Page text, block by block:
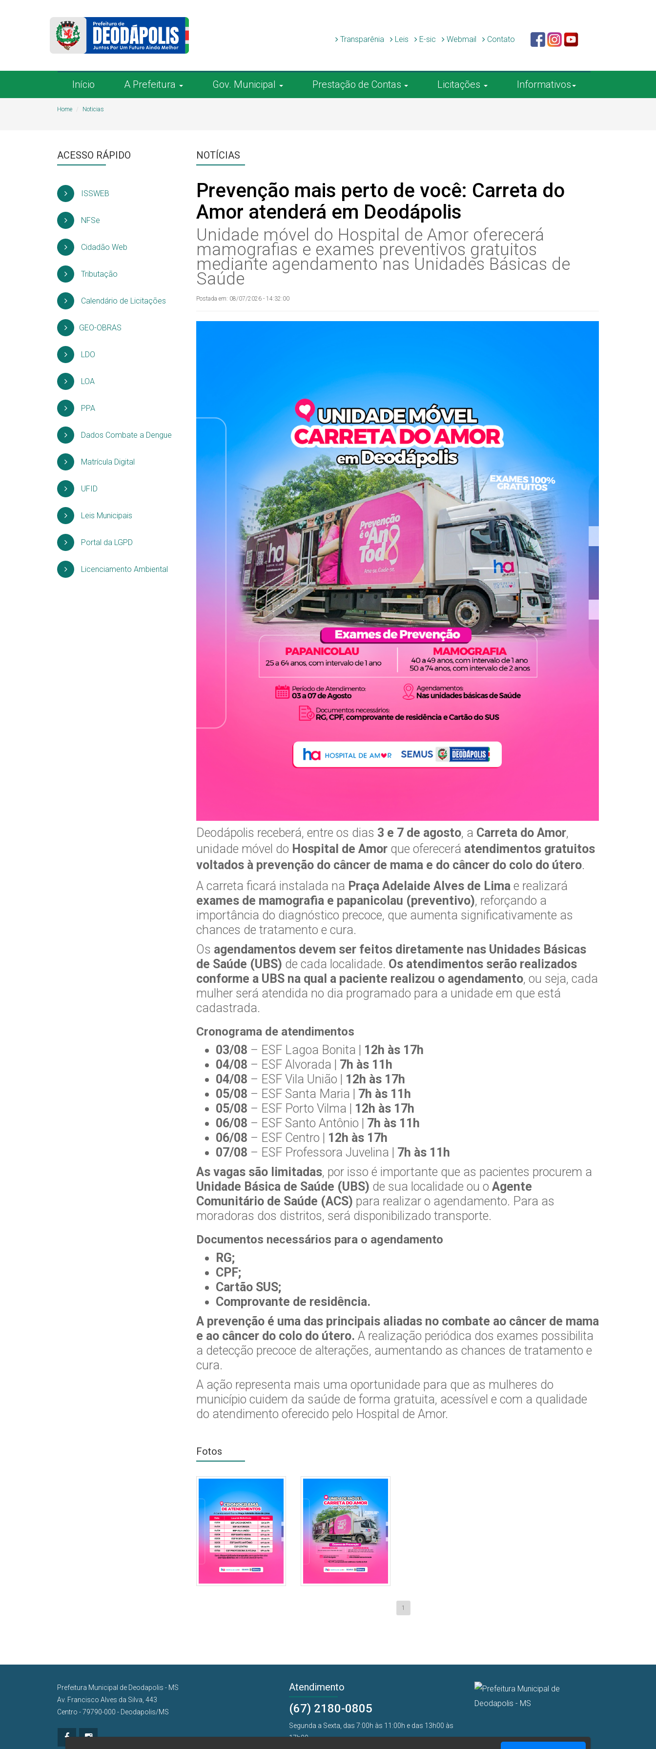
Transparênia Leis E-sic Webmail Contato
Início A Prefeitura Gov. Municipal Prestação de Contas Licitações Informativos
Home Noticias
NOTÍCIAS
Prevenção mais perto de você: Carreta do
Amor atenderá em Deodápolis
Unidade móvel do Hospital de Amor oferecerá
mamografias e exames preventivos gratuitos
mediante agendamento nas Unidades Básicas de
Saúde
Postada em: 08/07/2026 - 14:32:00
Deodápolis receberá, entre os dias 3 e 7 de agosto, a Carreta do Amor,
unidade móvel do Hospital de Amor que oferecerá atendimentos gratuitos
voltados à prevenção do câncer de mama e do câncer do colo do útero.
A carreta ficará instalada na Praça Adelaide Alves de Lima e realizará
exames de mamografia e papanicolau (preventivo), reforçando a
importância do diagnóstico precoce, que aumenta significativamente as
chances de tratamento e cura.
Os agendamentos devem ser feitos diretamente nas Unidades Básicas
de Saúde (UBS) de cada localidade. Os atendimentos serão realizados
conforme a UBS na qual a paciente realizou o agendamento, ou seja, cada
mulher será atendida no dia programado para a unidade em que está
cadastrada.
Cronograma de atendimentos
03/08 – ESF Lagoa Bonita | 12h às 17h
04/08 – ESF Alvorada | 7h às 11h
04/08 – ESF Vila União | 12h às 17h
05/08 – ESF Santa Maria | 7h às 11h
05/08 – ESF Porto Vilma | 12h às 17h
06/08 – ESF Santo Antônio | 7h às 11h
06/08 – ESF Centro | 12h às 17h
07/08 – ESF Professora Juvelina | 7h às 11h
As vagas são limitadas, por isso é importante que as pacientes procurem a
Unidade Básica de Saúde (UBS) de sua localidade ou o Agente
Comunitário de Saúde (ACS) para realizar o agendamento. Para as
moradoras dos distritos, será disponibilizado transporte.
Documentos necessários para o agendamento
RG;
CPF;
Cartão SUS;
Comprovante de residência.
A prevenção é uma das principais aliadas no combate ao câncer de mama
e ao câncer do colo do útero. A realização periódica dos exames possibilita
a detecção precoce de alterações, aumentando as chances de tratamento e
cura.
A ação representa mais uma oportunidade para que as mulheres do
município cuidem da saúde de forma gratuita, acessível e com a qualidade
do atendimento oferecido pelo Hospital de Amor.
Fotos
1
ACESSO RÁPIDO
ISSWEB
NFSe
Cidadão Web
Tributação
Calendário de Licitações
GEO-OBRAS
LDO
LOA
PPA
Dados Combate a Dengue
Matrícula Digital
UFID
Leis Municipais
Portal da LGPD
Licenciamento Ambiental
Prefeitura Municipal de Deodapolis - MS
Av. Francisco Alves da Silva, 443
Centro - 79790-000 - Deodapolis/MS
Atendimento
(67) 2180-0805
Segunda a Sexta, das 7:00h às 11:00h e das 13h00 às
17h00